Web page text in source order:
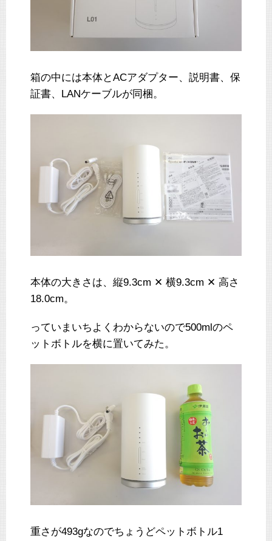
箱の中には本体とACアダプター、説明書、保
証書、LANケーブルが同梱。
本体の大きさは、縦9.3cm ✕ 横9.3cm ✕ 高さ
18.0cm。
っていまいちよくわからないので500mlのペ
ットボトルを横に置いてみた。
重さが493gなのでちょうどペットボトル1